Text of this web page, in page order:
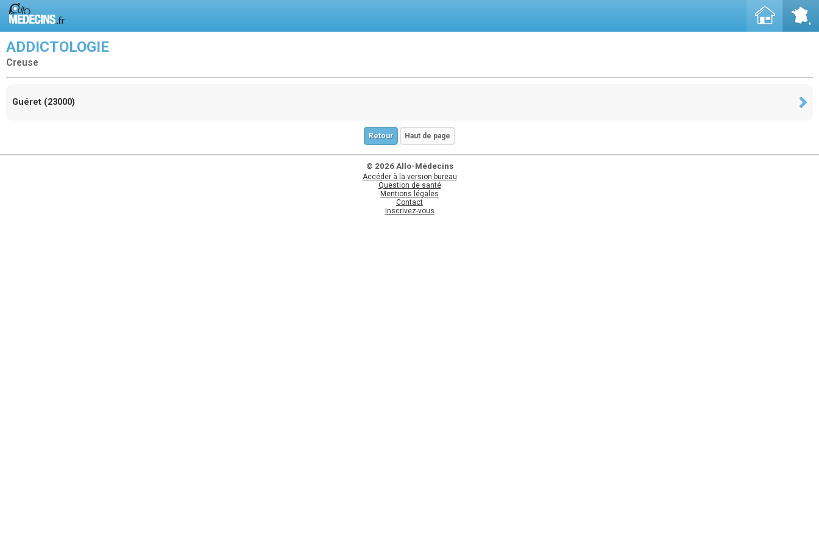
ADDICTOLOGIE
Creuse
Guéret (23000)
Retour Haut de page
© 2026 Allo-Médecins
Accéder à la version bureau
Question de santé
Mentions légales
Contact
Inscrivez-vous